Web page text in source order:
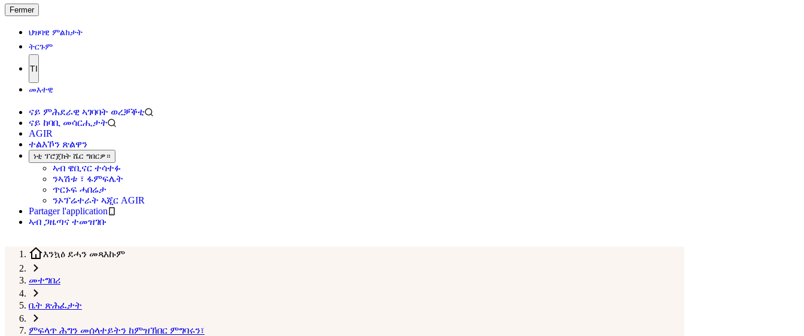
Fermer
ህዝባዊ ምልክታት
ትርጉም
TI
መእተዊ
ናይ ምሕደራዊ ኣገባባት ወረቓቕቲ
ናይ ከባቢ መሳርሒታት
AGIR
ተልእኾን ጽልዋን
ነቲ ፕሮጀክት ሼር ግበርዎ።
ኣብ ዌቢናር ተሳተፉ
ንኣሽቱ ፣ ፋምፍሌት
ጥርኑፍ ሓበሬታ
ንኦፕሬተራት ኣጂር AGIR
Partager l'application
ኣብ ጋዜጣና ተመዝገቡ
እንኳዕ ደሓን መጻእኩም
መተግበሪ
ቤት ጽሕፈታት
ምፍላጥ ሕግን መሰላተይትን ከምዝኽበር ምግባሩን፣